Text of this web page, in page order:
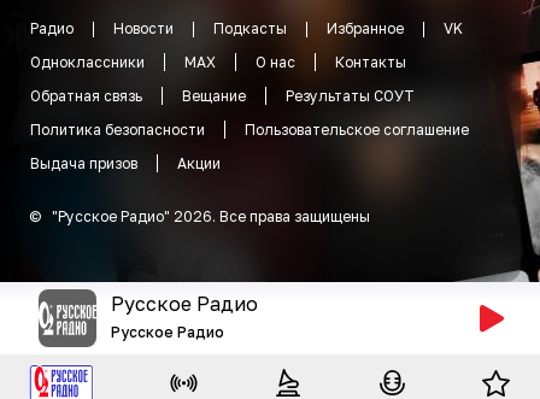
Радио Новости Подкасты Избранное
VK
Одноклассники
MAX О нас
Контакты
Обратная связь
Вещание
Результаты СОУТ
Политика безопасности
Пользовательское соглашение
Выдача призов
Акции
© "Русское Радио" 2026. Все права защищены
Русское Радио
Русское Радио